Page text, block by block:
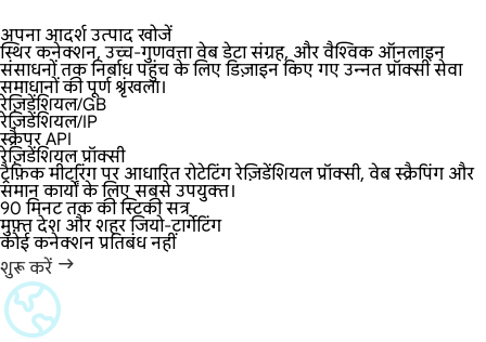
अपना आदर्श उत्पाद खोजें
स्थिर कनेक्शन, उच्च-गुणवत्ता वेब डेटा संग्रह, और वैश्विक ऑनलाइन
संसाधनों तक निर्बाध पहुंच के लिए डिज़ाइन किए गए उन्नत प्रॉक्सी सेवा
समाधानों की पूर्ण श्रृंखला।
रेज़िडेंशियल/GB
रेज़िडेंशियल/IP
स्क्रैपर API
रेज़िडेंशियल प्रॉक्सी
ट्रैफ़िक मीटरिंग पर आधारित रोटेटिंग रेज़िडेंशियल प्रॉक्सी, वेब स्क्रैपिंग और
समान कार्यों के लिए सबसे उपयुक्त।
90 मिनट तक की स्टिकी सत्र
मुफ़्त देश और शहर जियो-टार्गेटिंग
कोई कनेक्शन प्रतिबंध नहीं
शुरू करें